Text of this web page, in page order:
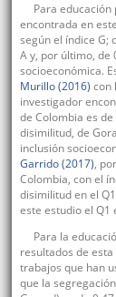
Para
encontrada en
según el índice G;
A y, por último, de
socioeconómica.
Murillo (2016) con
investigador
de Colombia es
disimilitud, de
inclusión
Garrido (2017),
Colombia, con el
disimilitud en el
este estudio el Q1
Para la
resultados de
trabajos que han
que la